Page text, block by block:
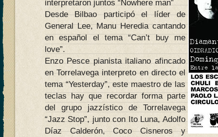
interpretaron juntos “Nowhere man”
Desde Bilbao participó el líder de
General Lee, Manu Heredia cantando
en español el tema “Can’t buy me
love”.
Enzo Pesce pianista italiano afincado
en Torrelavega interpreto en directo el
tema “Yesterday”, este maestro de las
teclas hay que recordar forma parte
del grupo jazzístico de Torrelavega
“Jazz Stop”, junto con Ito Luna, Adolfo
Díaz Calderón, Coco Cisneros y